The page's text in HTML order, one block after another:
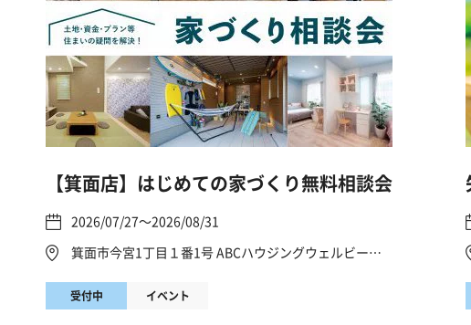
【箕面店】はじめての家づくり無料相談会
2026/07/27～2026/08/31
箕面市今宮1丁目１番1号 ABCハウジングウェルビーみのお
受付中 イベント